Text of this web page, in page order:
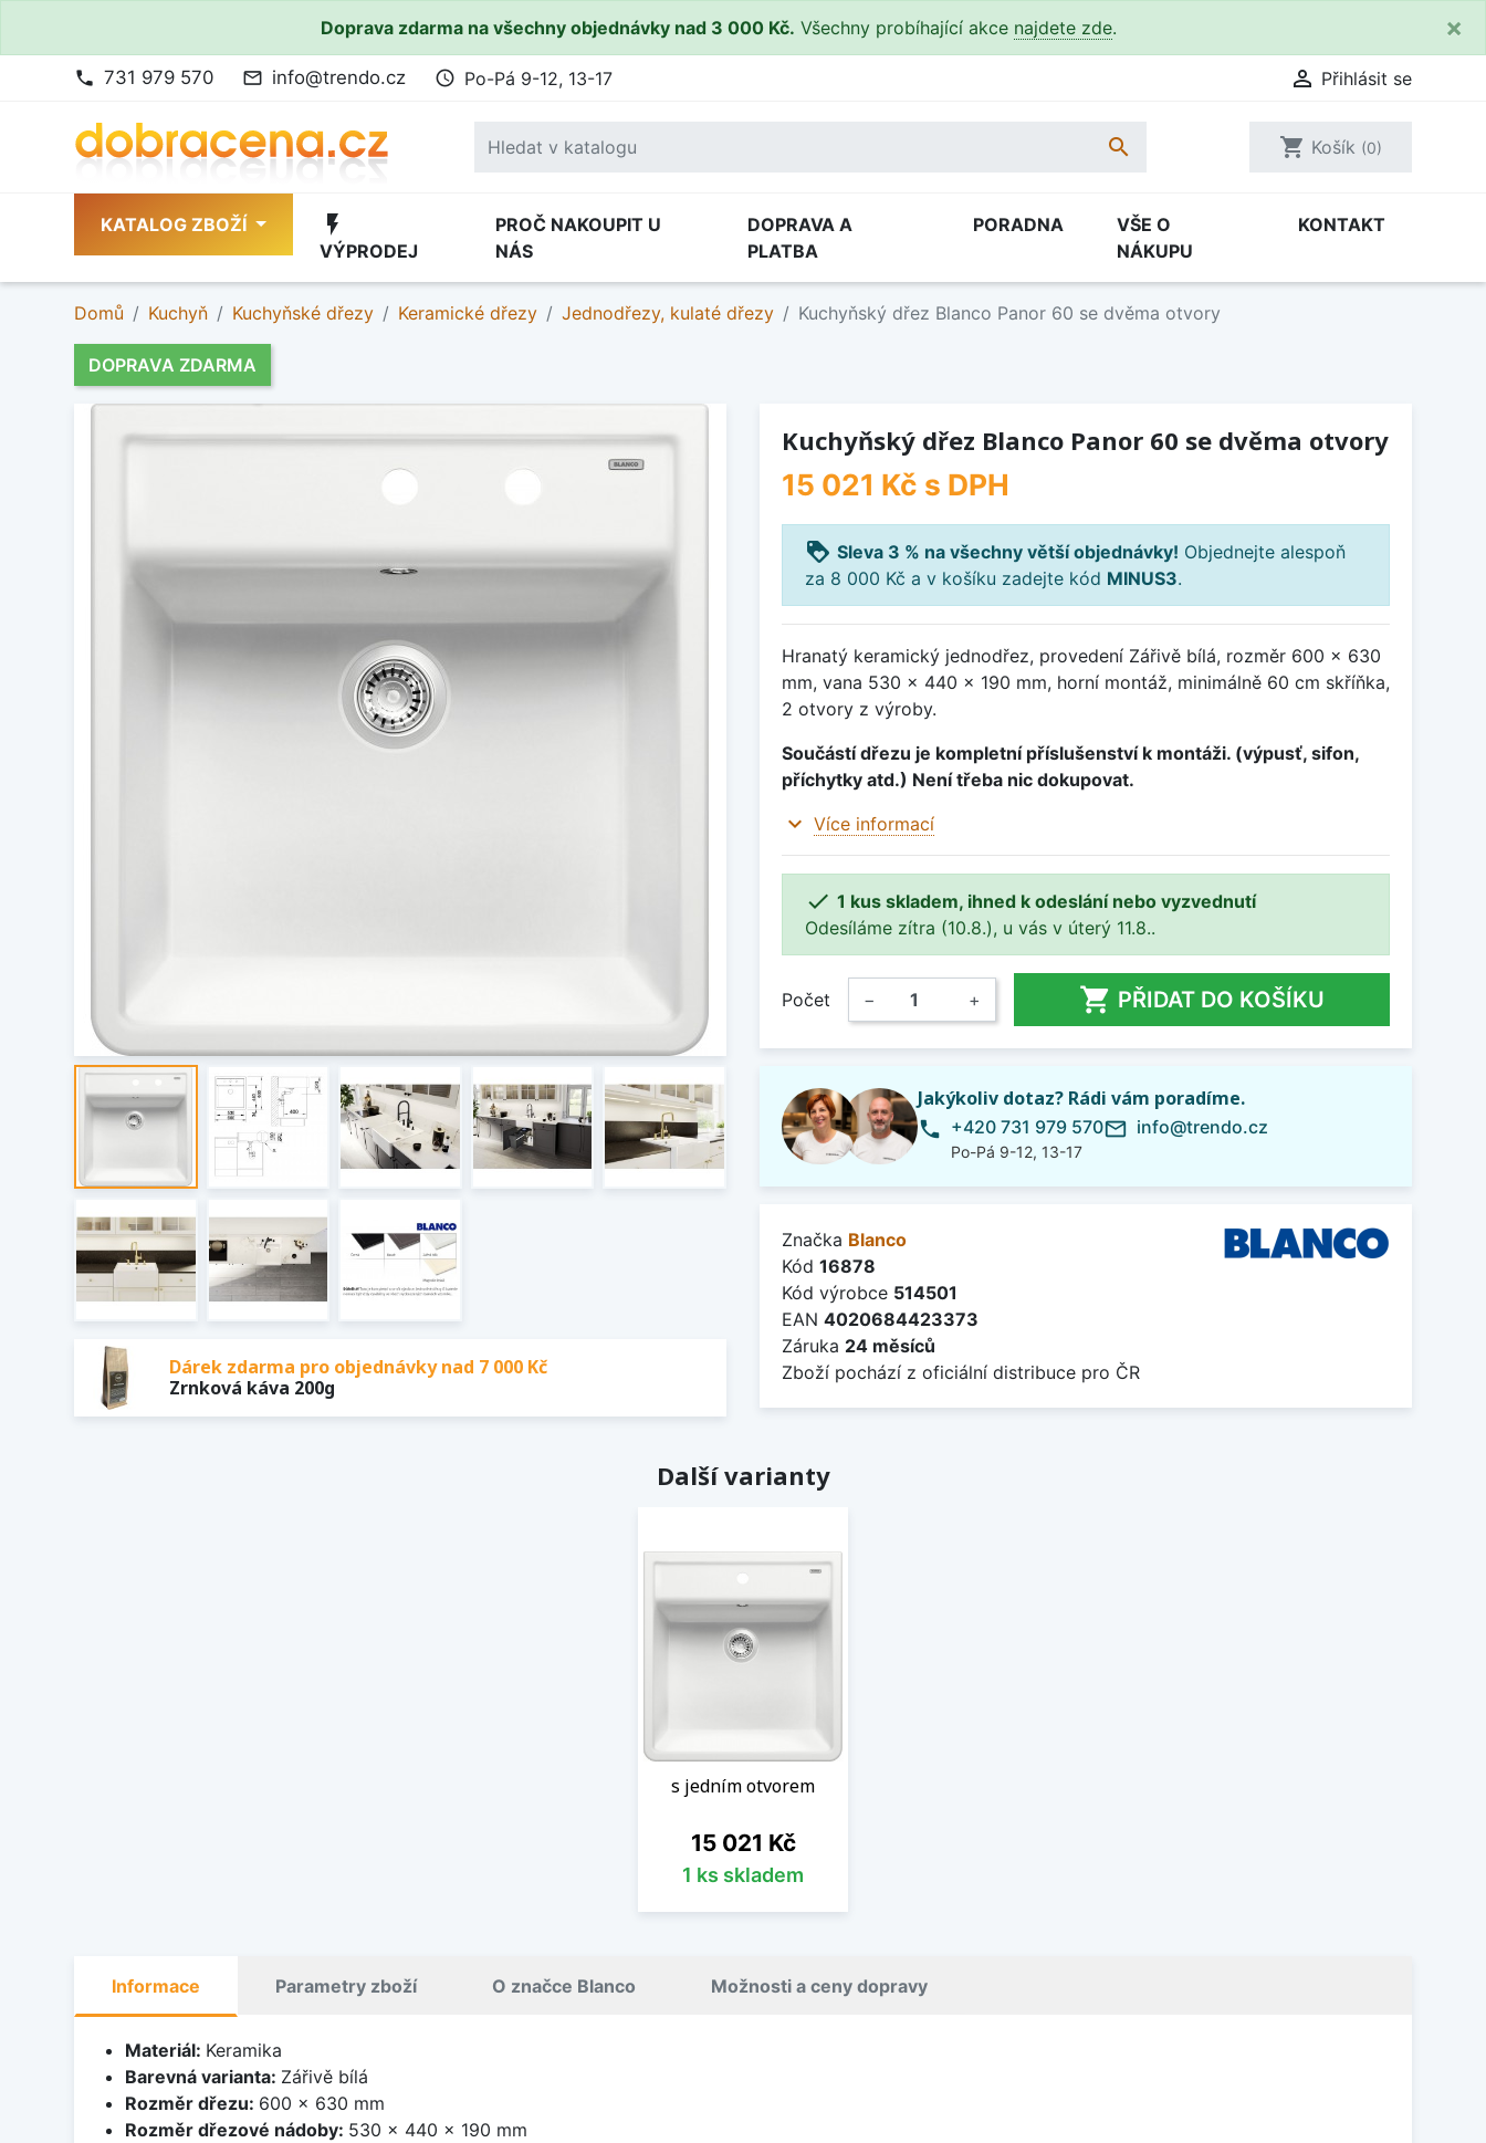
Doprava zdarma na všechny objednávky nad 3 000 Kč. Všechny probíhající akce najdete zde. ×
phone 731 979 570 mail_outline info@trendo.cz access_time Po-Pá 9-12, 13-17  Přihlásit se
 shopping_cart Košík (0)
KATALOG ZBOŽÍ flash_on
VÝPRODEJ
PROČ NAKOUPIT U
NÁS
DOPRAVA A
PLATBA
PORADNA
VŠE O
NÁKUPU
KONTAKT
Domů Kuchyň Kuchyňské dřezy Keramické dřezy Jednodřezy, kulaté dřezy Kuchyňský dřez Blanco Panor 60 se dvěma otvory
DOPRAVA ZDARMA
Dárek zdarma pro objednávky nad 7 000 Kč
Zrnková káva 200g
Kuchyňský dřez Blanco Panor 60 se dvěma otvory
15 021 Kč s DPH
loyalty Sleva 3 % na všechny větší objednávky! Objednejte alespoň
za 8 000 Kč a v košíku zadejte kód MINUS3.
Hranatý keramický jednodřez, provedení Zářivě bílá, rozměr 600 x 630
mm, vana 530 x 440 x 190 mm, horní montáž, minimálně 60 cm skříňka,
2 otvory z výroby.
Součástí dřezu je kompletní příslušenství k montáži. (výpusť, sifon,
příchytky atd.) Není třeba nic dokupovat.
expand_more Více informací
 1 kus skladem, ihned k odeslání nebo vyzvednutí
Odesíláme zítra (10.8.), u vás v úterý 11.8..
Počet − +  PŘIDAT DO KOŠÍKU
Jakýkoliv dotaz? Rádi vám poradíme.
phone +420 731 979 570
Po-Pá 9-12, 13-17
mail_outline info@trendo.cz
Značka Blanco
Kód 16878
Kód výrobce 514501
EAN 4020684423373
Záruka 24 měsíců
Zboží pochází z oficiální distribuce pro ČR
Další varianty
s jedním otvorem
Cena
15 021 Kč
1 ks skladem
Informace Parametry zboží O značce Blanco Možnosti a ceny dopravy
Materiál: Keramika
Barevná varianta: Zářivě bílá
Rozměr dřezu: 600 x 630 mm
Rozměr dřezové nádoby: 530 x 440 x 190 mm